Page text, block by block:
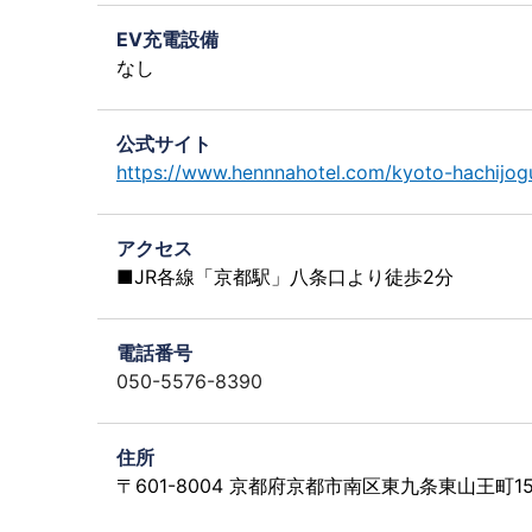
EV充電設備
なし
公式サイト
https://www.hennnahotel.com/kyoto-
アクセス
■JR各線「京都駅」八条口より徒歩2分
電話番号
050-5576-8390
住所
〒601-8004 京都府京都市南区東九条東山王町15